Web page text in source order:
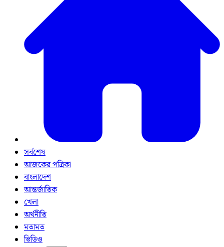
সর্বশেষ
আজকের পত্রিকা
বাংলাদেশ
আন্তর্জাতিক
খেলা
অর্থনীতি
মতামত
ভিডিও